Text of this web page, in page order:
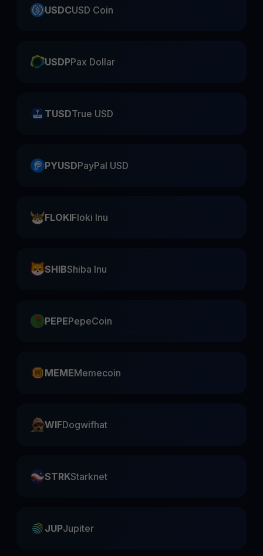
USDCUSD Coin
USDPPax Dollar
TUSDTrue USD
PYUSDPayPal USD
FLOKIFloki Inu
SHIBShiba Inu
PEPEPepeCoin
MEMEMemecoin
WIFDogwifhat
STRKStarknet
JUPJupiter